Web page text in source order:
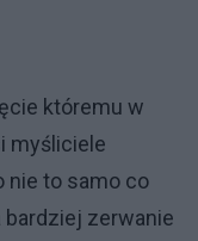
któremu w
myśliciele
nie to samo co
zerwanie